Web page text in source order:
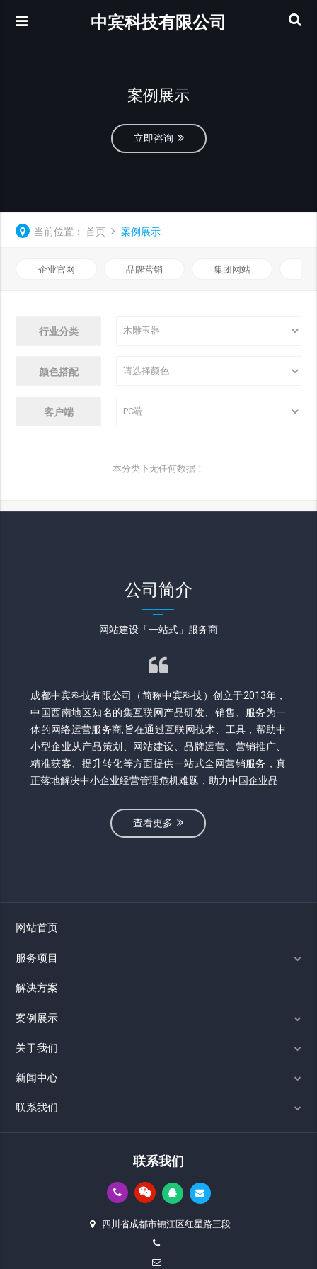
中宾科技有限公司
案例展示
立即咨询
当前位置： 首页 案例展示
企业官网 品牌营销 集团网站
行业分类
颜色搭配
客户端
本分类下无任何数据！
公司简介
网站建设「一站式」服务商
成都中宾科技有限公司（简称中宾科技）创立于2013年，
中国西南地区知名的集互联网产品研发、销售、服务为一
体的网络运营服务商,旨在通过互联网技术、工具，帮助中
小型企业从产品策划、网站建设、品牌运营、营销推广、
精准获客、提升转化等方面提供一站式全网营销服务，真
正落地解决中小企业经营管理危机难题，助力中国企业品
查看更多
网站首页
服务项目
解决方案
案例展示
关于我们
新闻中心
联系我们
联系我们
四川省成都市锦江区红星路三段